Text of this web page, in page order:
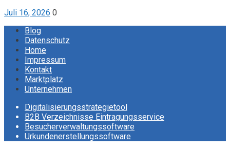
Juli 16, 2026 0
Blog
Datenschutz
Home
Impressum
Kontakt
Marktplatz
Unternehmen
Digitalisierungsstrategietool
B2B Verzeichnisse Eintragungsservice
Besucherverwaltungssoftware
Urkundenerstellungssoftware